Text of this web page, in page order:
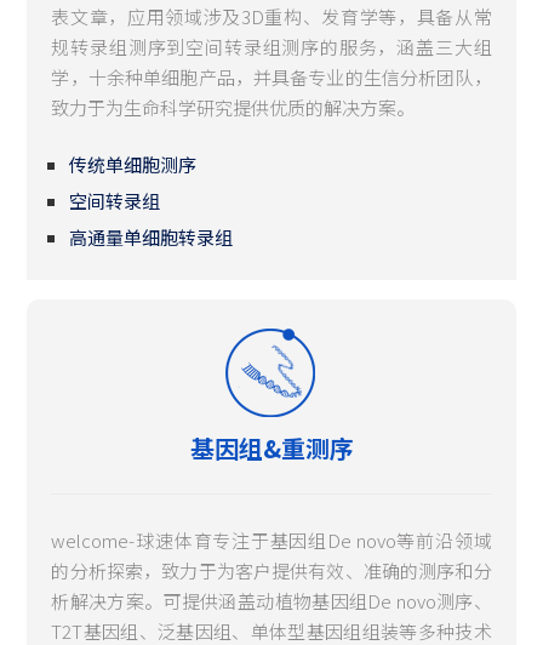
表文章，应用领域涉及3D重构、发育学等，具备从常
规转录组测序到空间转录组测序的服务，涵盖三大组
学，十余种单细胞产品，并具备专业的生信分析团队，
致力于为生命科学研究提供优质的解决方案。
传统单细胞测序
空间转录组
高通量单细胞转录组
基因组&重测序
welcome-球速体育专注于基因组De novo等前沿领域
的分析探索，致力于为客户提供有效、准确的测序和分
析解决方案。可提供涵盖动植物基因组De novo测序、
T2T基因组、泛基因组、单体型基因组组装等多种技术